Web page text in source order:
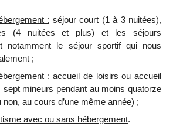
: séjour court (1 à 3 nuitées),
(4 nuitées et plus) et les séjours
notamment le séjour sportif qui nous
;
: accueil de loisirs ou accueil
mineurs pendant au moins quatorze
au cours d’une même année) ;
avec ou sans hébergement.